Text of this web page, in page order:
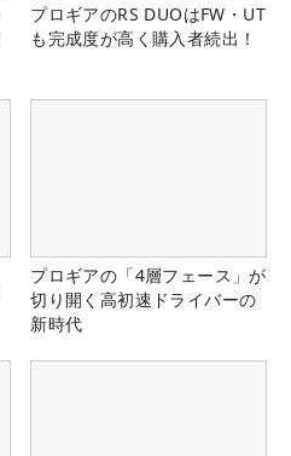
プロギアのRS DUOはFW・UT
も完成度が高く購入者続出！
プロギアの「4層フェース」が
切り開く高初速ドライバーの
新時代